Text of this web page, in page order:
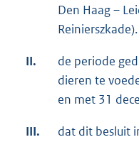
Den Haag –
Reinierszkade).
II.
de periode
dieren te
en met 31
III.
dat dit besluit